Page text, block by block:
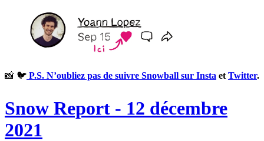
📸 🐦 P.S. N’oubliez pas de suivre Snowball sur Insta et Twitter.
Snow Report - 12 décembre
2021